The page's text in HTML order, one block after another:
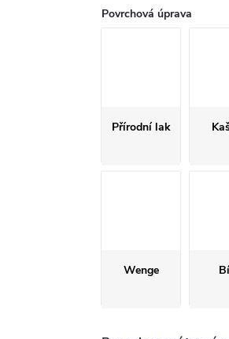
Povrchová úprava
Přírodní lak
Wenge